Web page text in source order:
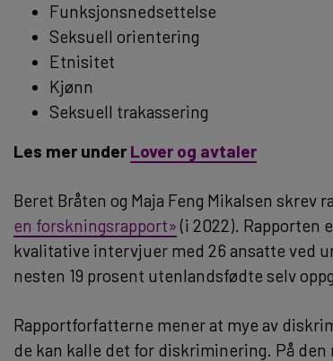
Funksjonsnedsettelse
Seksuell orientering
Etnisitet
Kjønn
Seksuell trakassering
Les mer under Lover og avtaler
Beret Bråten og Maja Feng Mikalsen skrev
en forskningsrapport»(i 2022). Rapporten
kvalitative intervjuer med 26 ansatte ved
nesten 19 prosent utenlandsfødte selv
Rapportforfatterne mener at mye av
de kan kalle det for diskriminering. På